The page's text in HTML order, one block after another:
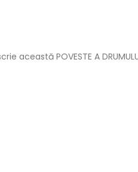
POVESTE A DRUMULUI